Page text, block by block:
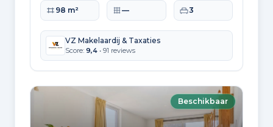
Woonoppervlakte
98 m² Perceeloppervlakte
— Slaapkamers
3
VZ Makelaardij & Taxaties
Score: 9,4 • 91 reviews
Beschikbaar